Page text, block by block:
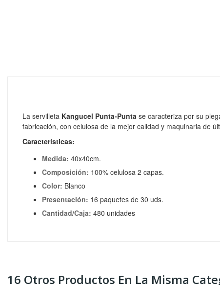
La servilleta Kangucel Punta-Punta se caracteriza por su
fabricación, con celulosa de la mejor calidad y maquinaria de
Características:
Medida: 40x40cm.
Composición: 100% celulosa 2 capas.
Color: Blanco
Presentación: 16 paquetes de 30 uds.
Cantidad/Caja: 480 unidades
16 Otros Productos En La Misma